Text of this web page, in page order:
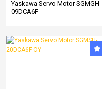
Yaskawa Servo Motor SGMGH-
09DCA6F